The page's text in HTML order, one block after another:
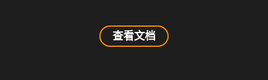
查看文档